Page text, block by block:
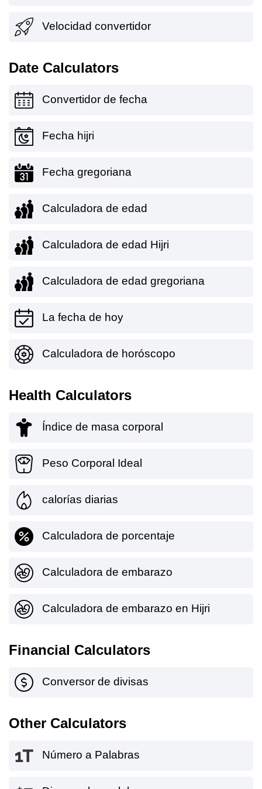
Velocidad convertidor
Date Calculators
Convertidor de fecha
Fecha hijri
Fecha gregoriana
Calculadora de edad
Calculadora de edad Hijri
Calculadora de edad gregoriana
La fecha de hoy
Calculadora de horóscopo
Health Calculators
Índice de masa corporal
Peso Corporal Ideal
calorías diarias
Calculadora de porcentaje
Calculadora de embarazo
Calculadora de embarazo en Hijri
Financial Calculators
Conversor de divisas
Other Calculators
Número a Palabras